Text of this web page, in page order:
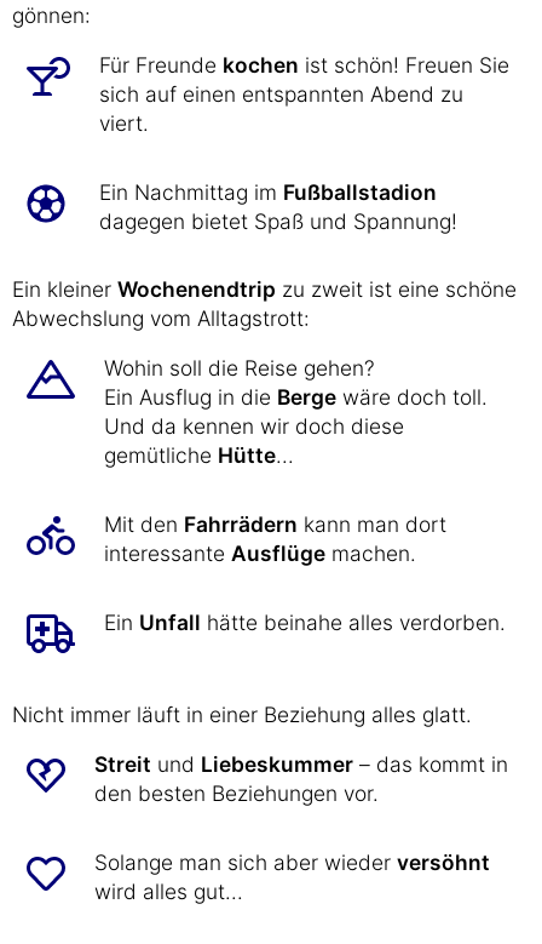
gönnen:
Für Freunde kochen ist schön! Freuen Sie
sich auf einen entspannten Abend zu
viert.
Ein Nachmittag im Fußballstadion
dagegen bietet Spaß und Spannung!
Ein kleiner Wochenendtrip zu zweit ist eine schöne
Abwechslung vom Alltagstrott:
Wohin soll die Reise gehen?
Ein Ausflug in die Berge wäre doch toll.
Und da kennen wir doch diese
gemütliche Hütte...
Mit den Fahrrädern kann man dort
interessante Ausflüge machen.
Ein Unfall hätte beinahe alles verdorben.
Nicht immer läuft in einer Beziehung alles glatt.
Streit und Liebeskummer – das kommt in
den besten Beziehungen vor.
Solange man sich aber wieder versöhnt
wird alles gut...